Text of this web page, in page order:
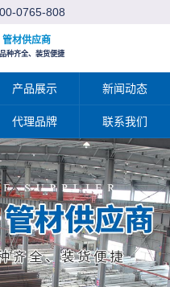
0765-808
材供应商
种齐全、装货便捷
产品展示 新闻动态
代理品牌 联系我们